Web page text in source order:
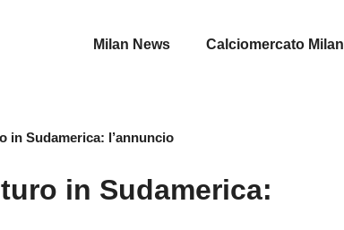
Milan News Calciomercato Milan
in Sudamerica: l’annuncio
in Sudamerica: